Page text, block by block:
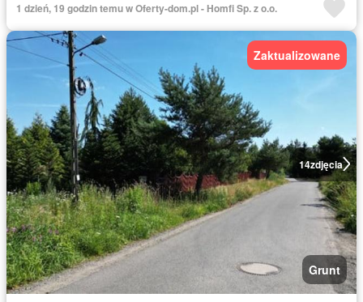
1 dzień, 19 godzin temu w Oferty-dom.pl - Homfi Sp. z o.o.
14zdjęcia
Zaktualizowane
Grunt